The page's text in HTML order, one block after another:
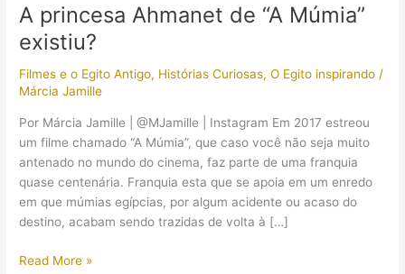
A princesa Ahmanet de “A Múmia”
existiu?
Filmes e o Egito Antigo, Histórias Curiosas,O Egito inspirando /
Márcia Jamille
Por Márcia Jamille | @MJamille | Instagram Em 2017 estreou
um filme chamado “A Múmia”, que caso você não seja muito
antenado no mundo do cinema, faz parte de uma franquia
quase centenária. Franquia esta que se apoia em um enredo
em que múmias egípcias, por algum acidente ou acaso do
destino, acabam sendo trazidas de volta à […]
A
Read More »